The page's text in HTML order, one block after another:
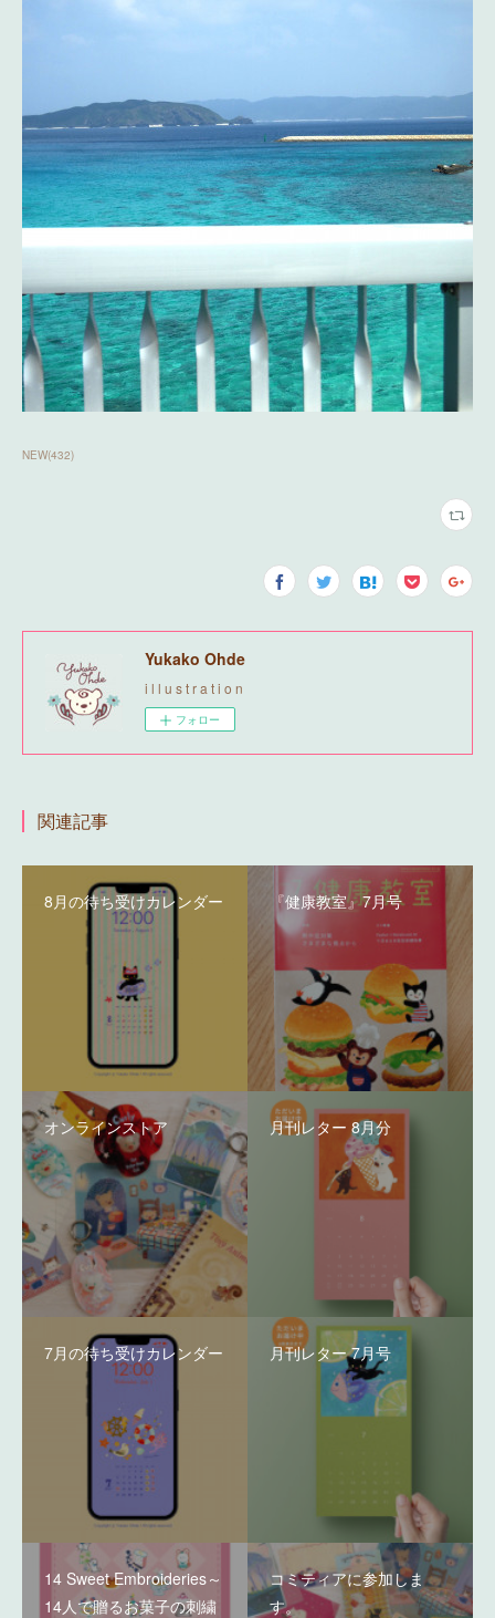
NEW(432)
Yukako Ohde
i l l u s t r a t i o n
フォロー
関連記事
8月の待ち受けカレンダー 『健康教室』7月号
オンラインストア 月刊レター 8月分
7月の待ち受けカレンダー 月刊レター 7月号
14 Sweet Embroideries～
14人で贈るお菓子の刺繍
コミティアに参加しま
す。